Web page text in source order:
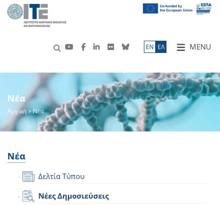
MENU
ΕN ΕΛ
Νέα
Αρχική> Νέα
Νέα
Δελτία Τύπου
Νέες Δημοσιεύσεις